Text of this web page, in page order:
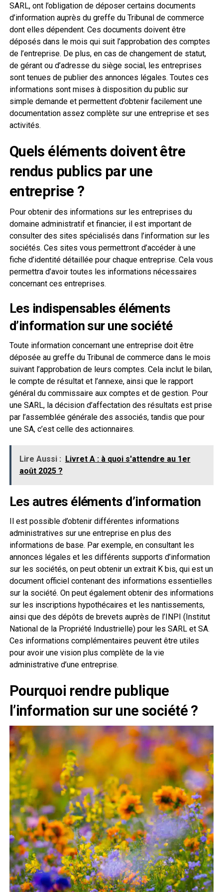
SARL, ont l’obligation de déposer certains documents
d’information auprès du greffe du Tribunal de commerce
dont elles dépendent. Ces documents doivent être
déposés dans le mois qui suit l’approbation des comptes
de l’entreprise. De plus, en cas de changement de statut,
de gérant ou d’adresse du siège social, les entreprises
sont tenues de publier des annonces légales. Toutes ces
informations sont mises à disposition du public sur
simple demande et permettent d’obtenir facilement une
documentation assez complète sur une entreprise et ses
activités.
Quels éléments doivent être
rendus publics par une
entreprise ?
Pour obtenir des informations sur les entreprises du
domaine administratif et financier, il est important de
consulter des sites spécialisés dans l’information sur les
sociétés. Ces sites vous permettront d’accéder à une
fiche d’identité détaillée pour chaque entreprise. Cela vous
permettra d’avoir toutes les informations nécessaires
concernant ces entreprises.
Les indispensables éléments
d’information sur une société
Toute information concernant une entreprise doit être
déposée au greffe du Tribunal de commerce dans le mois
suivant l’approbation de leurs comptes. Cela inclut le bilan,
le compte de résultat et l’annexe, ainsi que le rapport
général du commissaire aux comptes et de gestion. Pour
une SARL, la décision d’affectation des résultats est prise
par l’assemblée générale des associés, tandis que pour
une SA, c’est celle des actionnaires.
Lire Aussi : Livret A : à quoi s'attendre au 1er
août 2025 ?
Les autres éléments d’information
Il est possible d’obtenir différentes informations
administratives sur une entreprise en plus des
informations de base. Par exemple, en consultant les
annonces légales et les différents supports d’information
sur les sociétés, on peut obtenir un extrait K bis, qui est un
document officiel contenant des informations essentielles
sur la société. On peut également obtenir des informations
sur les inscriptions hypothécaires et les nantissements,
ainsi que des dépôts de brevets auprès de l’INPI (Institut
National de la Propriété Industrielle) pour les SARL et SA.
Ces informations complémentaires peuvent être utiles
pour avoir une vision plus complète de la vie
administrative d’une entreprise.
Pourquoi rendre publique
l’information sur une société ?